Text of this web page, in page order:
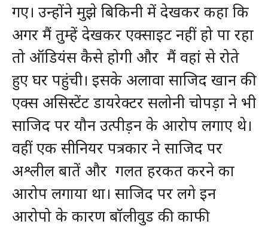
गए। उन्होंने मुझे बिकिनी में देखकर कहा कि
अगर मैं तुम्हें देखकर एक्साइट नहीं हो पा रहा
तो ऑडियंस कैसे होगी और मैं वहां से रोते
हुए घर पहुंची। इसके अलावा साजिद खान की
एक्स असिस्टेंट डायरेक्टर सलोनी चोपड़ा ने भी
साजिद पर यौन उत्पीड़न के आरोप लगाए थे।
वहीं एक सीनियर पत्रकार ने साजिद पर
अश्लील बातें और गलत हरकत करने का
आरोप लगाया था। साजिद पर लगे इन
आरोपो के कारण बॉलीवुड की काफी